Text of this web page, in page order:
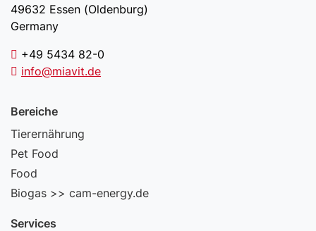
49632 Essen (Oldenburg)
Germany
+49 5434 82-0
info@miavit.de
Bereiche
Tierernährung
Pet Food
Food
Biogas >> cam-energy.de
Services